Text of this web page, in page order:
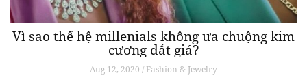
Vì sao thế hệ millenials không ưa chuộng kim
cương đắt giá?
Aug 12, 2020 / Fashion & Jewelry